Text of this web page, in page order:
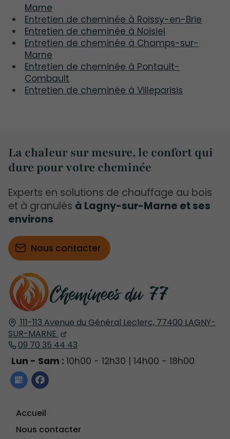
Marne
Entretien de cheminée à Roissy-en-Brie
Entretien de cheminée à Noisiel
Entretien de cheminée à Champs-sur-
Marne
Entretien de cheminée à Pontault-
Combault
Entretien de cheminée à Villeparisis
111-113 Avenue du Général Leclerc, 77400 LAGNY-
SUR-MARNE
09 70 35 44 43
Lun - Sam : 10h00 - 12h30 | 14h00 - 18h00
Accueil
Nous contacter
La chaleur sur mesure, le confort qui
dure pour votre cheminée
Experts en solutions de chauffage au bois
et à granulés à Lagny-sur-Marne et ses
environs
Nous contacter